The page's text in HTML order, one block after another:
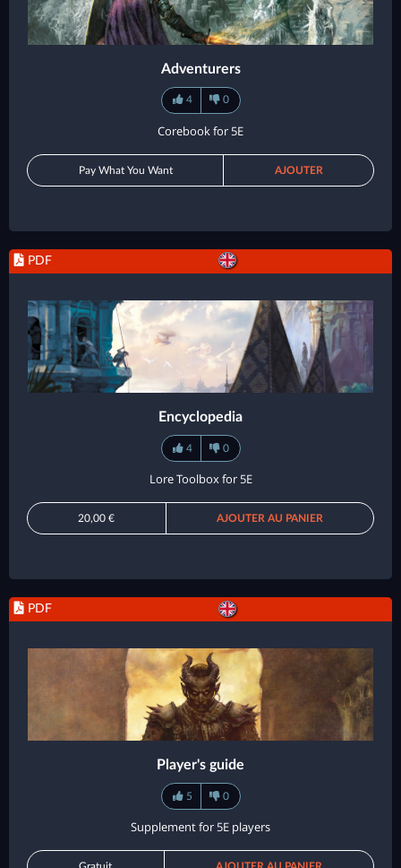
Adventurers
4 0
Corebook for 5E
Pay What You Want AJOUTER
PDF
Encyclopedia
4 0
Lore Toolbox for 5E
20,00 € AJOUTER AU PANIER
PDF
Player's guide
5 0
Supplement for 5E players